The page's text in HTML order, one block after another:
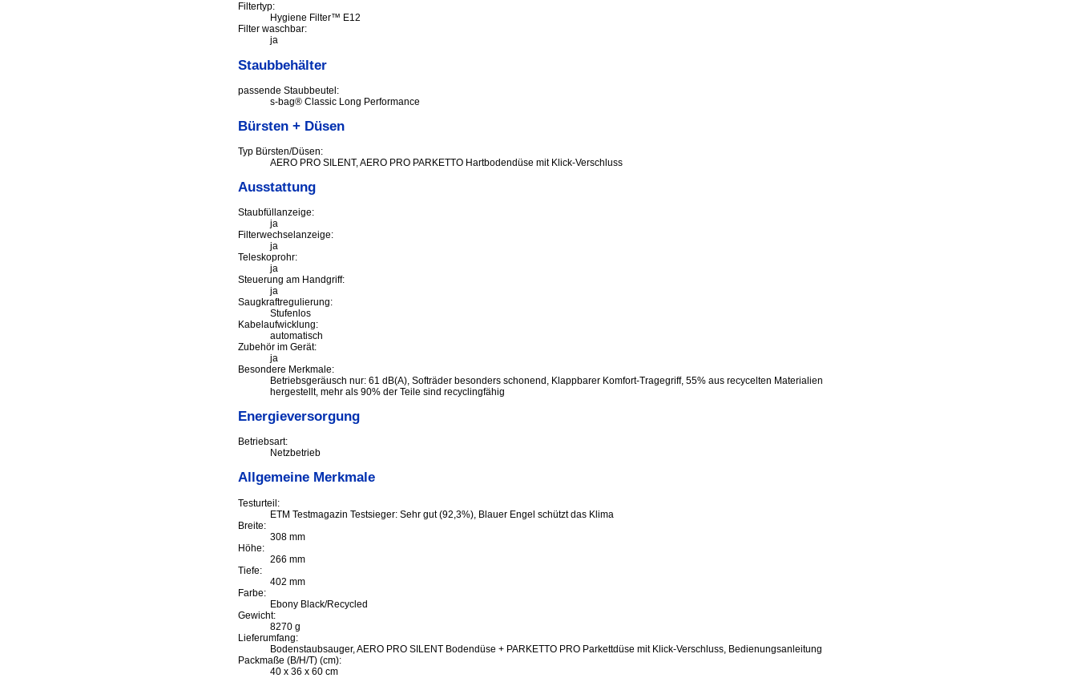
Filtertyp:
Hygiene Filter™ E12
Filter waschbar:
ja
Staubbehälter
passende Staubbeutel:
s-bag® Classic Long Performance
Bürsten + Düsen
Typ Bürsten/Düsen:
AERO PRO SILENT, AERO PRO PARKETTO Hartbodendüse mit Klick-Verschluss
Ausstattung
Staubfüllanzeige:
ja
Filterwechselanzeige:
ja
Teleskoprohr:
ja
Steuerung am Handgriff:
ja
Saugkraftregulierung:
Stufenlos
Kabelaufwicklung:
automatisch
Zubehör im Gerät:
ja
Besondere Merkmale:
Betriebsgeräusch nur: 61 dB(A), Softräder besonders schonend, Klappbarer Komfort-Tragegriff, 55% aus recycelten Materialien
hergestellt, mehr als 90% der Teile sind recyclingfähig
Energieversorgung
Betriebsart:
Netzbetrieb
Allgemeine Merkmale
Testurteil:
ETM Testmagazin Testsieger: Sehr gut (92,3%), Blauer Engel schützt das Klima
Breite:
308 mm
Höhe:
266 mm
Tiefe:
402 mm
Farbe:
Ebony Black/Recycled
Gewicht:
8270 g
Lieferumfang:
Bodenstaubsauger, AERO PRO SILENT Bodendüse + PARKETTO PRO Parkettdüse mit Klick-Verschluss, Bedienungsanleitung
Packmaße (B/H/T) (cm):
40 x 36 x 60 cm